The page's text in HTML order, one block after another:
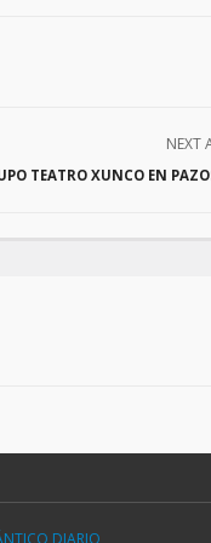
NEXT
TEATRO XUNCO EN
DIARIO